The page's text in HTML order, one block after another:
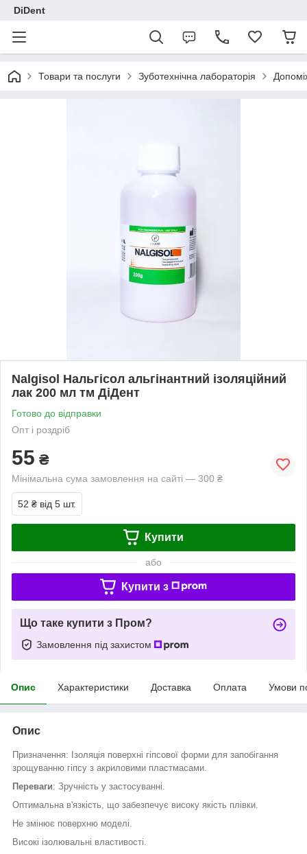
DiDent
Товари та послуги Зуботехнічна лабораторія
Nalgisol Нальгісол альгінантний ізоляційний
лак 200 мл тм ДіДент
Готово до відправки
Опт і роздріб
55 ₴
Мінімальна сума замовлення на сайті — 300 ₴
52 ₴ від 5 шт.
Купити
або
Купити з
Що таке купити з Пром?
Замовлення під захистом
Опис Характеристики Доставка Оплата Умови
Опис
Призначення: Ізоляція поверхні гіпсової форми для запобігання
зрощуванню гіпсу з акриловими пластмасами.
Переваги: Зручність у застосуванні.
Оптимальна в'язкість, що забезпечує високу якість плівки.
Не змінює поверхню моделі.
Високі ізолювальні властивості.